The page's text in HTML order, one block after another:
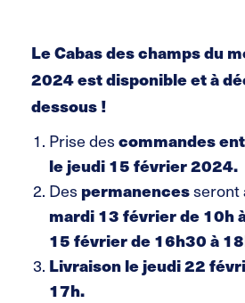
Le Cabas des champs du
2024 est disponible et à
dessous !
Prise des commandes
le jeudi 15 février 2024.
Des permanencesseront
mardi 13 février de 10h
15 février de 16h30 à
Livraison lejeudi 22
17h.